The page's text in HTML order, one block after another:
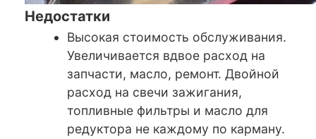
Недостатки
Высокая стоимость обслуживания.
Увеличивается вдвое расход на
запчасти, масло, ремонт. Двойной
расход на свечи зажигания,
топливные фильтры и масло для
редуктора не каждому по карману.